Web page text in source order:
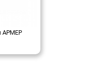
АРМЕР